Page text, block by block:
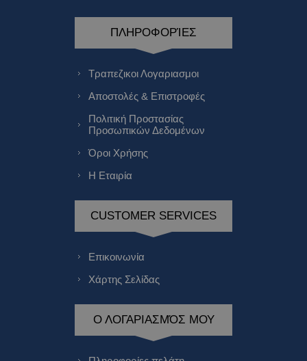
ΠΛΗΡΟΦΟΡΊΕΣ
Τραπεζικοι Λογαριασμοι
Αποστολές & Επιστροφές
Πολιτική Προστασίας
Προσωπικών Δεδομένων
Όροι Χρήσης
Η Εταιρία
CUSTOMER SERVICES
Επικοινωνία
Χάρτης Σελίδας
Ο ΛΟΓΑΡΙΑΣΜΌΣ ΜΟΥ